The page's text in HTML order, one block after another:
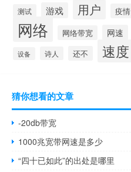
测试 游戏 用户 疫情
网络 网络带宽 网速
设备 诗人 还不 速度
猜你想看的文章
-20db带宽
1000兆宽带网速是多少
“四十已如此”的出处是哪里